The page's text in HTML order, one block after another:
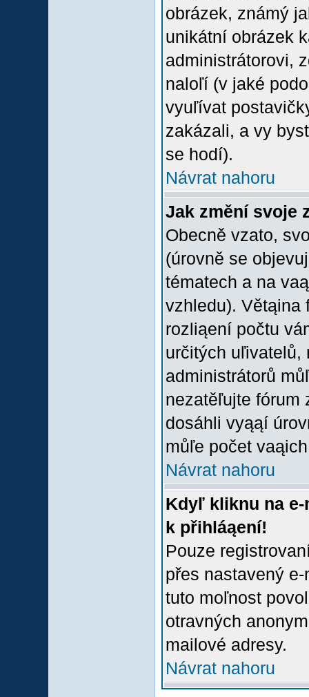
obrázek, známý
unikátní obrázek
administrátorovi,
naloľí (v jaké
vyuľívat
zakázali, a vy
se hodí).
Návrat nahoru
Jak změní svoje
Obecně vzato,
(úrovně se
tématech a na
vzhledu). Větąina
rozliąení počtu
určitých uľivatelů,
administrátorů
nezatěľujte fórum
dosáhli vyąąí
můľe počet
Návrat nahoru
Kdyľ kliknu na
k přihláąení!
Pouze
přes nastavený
tuto moľnost
otravných
mailové adresy.
Návrat nahoru